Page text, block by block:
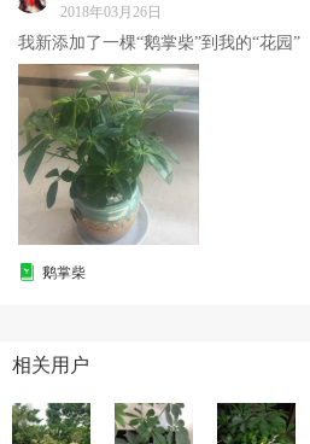
2018年03月26日
我新添加了一棵“鹅掌柴”到我的“花园”
鹅掌柴
相关用户